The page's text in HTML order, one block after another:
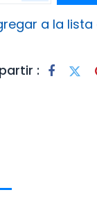
a la lista
: